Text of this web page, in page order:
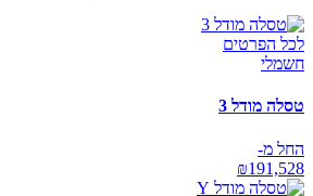
לכל הפרטים
חשמלי
טסלה מודל 3
החל מ-
₪191,528